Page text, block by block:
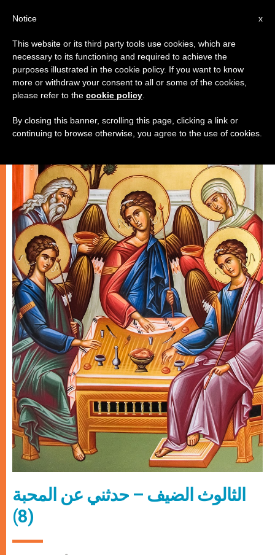
روحانيّة
الثالوث الضيف – حدثني عن المحبة
(8)
x
Notice
This website or its third party tools use cookies, which are
necessary to its functioning and required to achieve the
purposes illustrated in the cookie policy. If you want to know
more or withdraw your consent to all or some of the cookies,
please refer to the cookie policy
By closing this banner, scrolling this page, clicking a link or
continuing to browse otherwise, you agree to the use of cookies.